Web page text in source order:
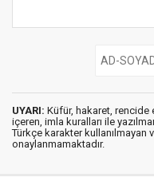
UYARI: Küfür, hakaret, rencide
içeren, imla kuralları ile
Türkçe karakter kullanılmayan
onaylanmamaktadır.